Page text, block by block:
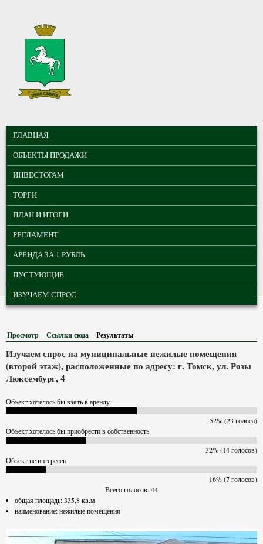
МУНИЦИПАЛЬНЫЕ
ТОРГИ ГОРОДА
ТОМСКА
ГЛАВНОЕ МЕНЮ
ГЛАВНАЯ
ОБЪЕКТЫ ПРОДАЖИ
ИНВЕСТОРАМ
ТОРГИ
ПЛАН И ИТОГИ
РЕГЛАМЕНТ
АРЕНДА ЗА 1 РУБЛЬ
ПУСТУЮЩИЕ
ИЗУЧАЕМ СПРОС
Просмотр Ссылки сюда Результаты
Изучаем спрос на муниципальные нежилые помещения
(второй этаж), расположенные по адресу: г. Томск, ул. Розы
Люксембург, 4
Объект хотелось бы взять в аренду
52% (23 голоса)
Объект хотелось бы приобрести в собственность
32% (14 голосов)
Объект не интересен
16% (7 голосов)
Всего голосов: 44
общая площадь: 335,8 кв.м
наименование: нежилые помещения